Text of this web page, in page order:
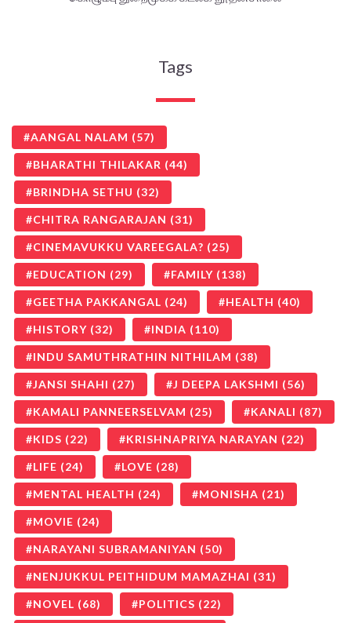
Tags
AANGAL NALAM (57)
BHARATHI THILAKAR (44)
BRINDHA SETHU (32)
CHITRA RANGARAJAN (31)
CINEMAVUKKU VAREEGALA? (25)
EDUCATION (29) FAMILY (138)
GEETHA PAKKANGAL (24) HEALTH (40)
HISTORY (32) INDIA (110)
INDU SAMUTHRATHIN NITHILAM (38)
JANSI SHAHI (27) J DEEPA LAKSHMI (56)
KAMALI PANNEERSELVAM (25) KANALI (87)
KIDS (22) KRISHNAPRIYA NARAYAN (22)
LIFE (24) LOVE (28)
MENTAL HEALTH (24) MONISHA (21)
MOVIE (24)
NARAYANI SUBRAMANIYAN (50)
NENJUKKUL PEITHIDUM MAMAZHAI (31)
NOVEL (68) POLITICS (22)